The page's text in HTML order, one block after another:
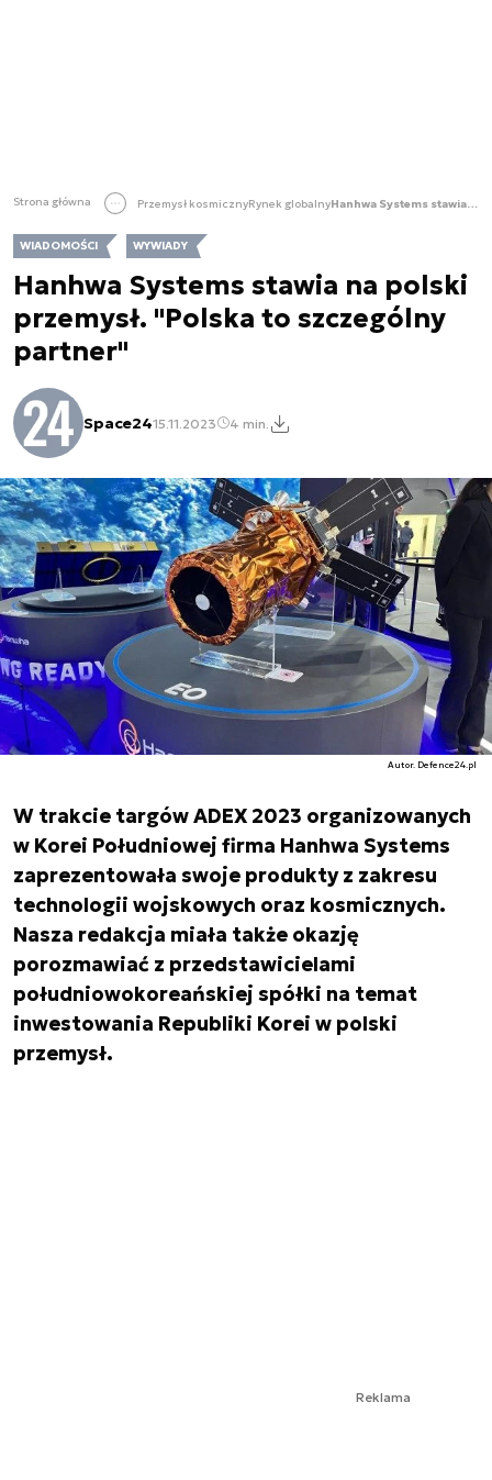
Strona główna Przemysł kosmicznyRynek globalny Hanhwa Systems stawia na polski przemysł. "Polska to szczególny partner"
WIADOMOŚCI WYWIADY
Hanhwa Systems stawia na polski
przemysł. "Polska to szczególny
partner"
Space2415.11.2023 4 min.
Autor. Defence24.pl
W trakcie targów ADEX 2023 organizowanych
w Korei Południowej firma Hanhwa Systems
zaprezentowała swoje produkty z zakresu
technologii wojskowych oraz kosmicznych.
Nasza redakcja miała także okazję
porozmawiać z przedstawicielami
południowokoreańskiej spółki na temat
inwestowania Republiki Korei w polski
przemysł.
Reklama